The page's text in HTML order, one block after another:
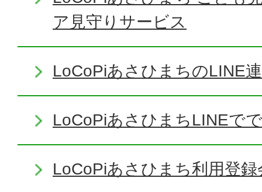
ア見守りサービス
LoCoPiあさひまちのLINE
LoCoPiあさひまちLINEで
LoCoPiあさひまち利用登